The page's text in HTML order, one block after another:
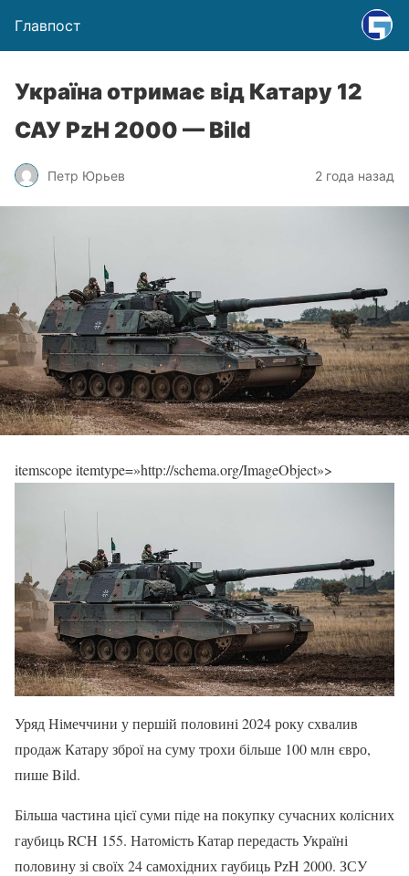
Главпост
Україна отримає від Катару 12
САУ PzH 2000 — Bild
Петр Юрьев 2 года назад
itemscope itemtype=»http://schema.org/ImageObject»>
Уряд Німеччини у першій половині 2024 року схвалив
продаж Катару зброї на суму трохи більше 100 млн євро,
пише Bild.
Більша частина цієї суми піде на покупку сучасних колісних
гаубиць RCH 155. Натомість Катар передасть Україні
половину зі своїх 24 самохідних гаубиць PzH 2000. ЗСУ